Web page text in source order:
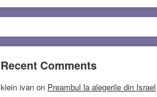
Recent Comments
klein ivan on Preambul la alegerile din Israel